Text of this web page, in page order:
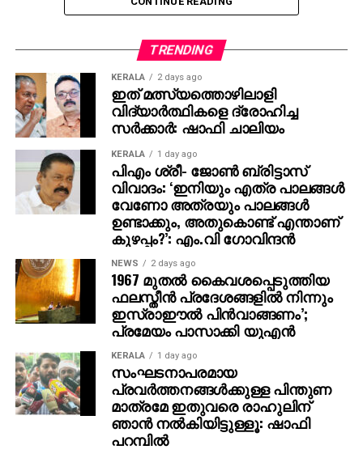
ടിപ്പണ്ണയോട് വിവാഹമോചനം ആവശ്യപ്പെട്ടു. എന്നാല്‍
കൊലപാതകത്തിനു കാരണമെന്ന് ഷഹാപൂര്‍ പൊലീസ്
സ്റ്റേഷനിലെ ഇന്‍സ്‌പെക്ടര്‍ മുകേഷ് ധാഗെ പറഞ്ഞു.
ഹസീനയുടെ നിര്‍ദ്ദേശപ്രകാരം, ഓട്ടോറിക്ഷാ
ഡ്രൈവറായ സഹോദരനും കൂട്ടാളികളും നവംബര്‍ 17
ന് ടിപ്പണ്ണയെ ഷഹാപൂരിനടുത്തുള്ള ഒരു
വനപ്രദേശത്തേക്ക് കൊണ്ടുപോയി. അവിടെവച്ച്
കൊലപ്പെടുത്തി മൃതദേഹം കത്തിക്കാന്‍ ശ്രമിച്ച ശേഷം
ഹൈവേയ്ക്ക് സമീപം ഉപേക്ഷിക്കുകയായിരുന്നു.
ചോദ്യം ചെയ്യലില്‍, സഹോദരി ഹസീനയുടെ
നിര്‍ദ്ദേശപ്രകാരമാണ് കൊലപാതകം നടത്തിയതെന്ന്
ഫയാസ് സമ്മതിച്ചു.
TRENDING
KERALA 2 days ago
ഇത് മത്സ്യത്തൊഴിലാളി
വിദ്യാര്‍ത്ഥികളെ ദ്രോഹിച്ച
സര്‍ക്കാര്‍: ഷാഫി ചാലിയം
KERALA 1 day ago
പിഎം ശ്രീ- ജോണ്‍ ബ്രിട്ടാസ്
വിവാദം: ‘ഇനിയും എത്ര പാലങ്ങള്‍
വേണോ അത്രയും പാലങ്ങള്‍
ഉണ്ടാക്കും, അതുകൊണ്ട് എന്താണ്
കുഴപ്പം?’: എം.വി ഗോവിന്ദന്‍
NEWS 2 days ago
1967 മുതല്‍ കൈവശപ്പെടുത്തിയ
ഫലസ്തീന്‍ പ്രദേശങ്ങളില്‍ നിന്നും
ഇസ്രാഈല്‍ പിന്‍വാങ്ങണം’;
പ്രമേയം പാസാക്കി യുഎന്‍
KERALA 1 day ago
സംഘടനാപരമായ
പ്രവര്‍ത്തനങ്ങള്‍ക്കുള്ള പിന്തുണ
മാത്രമേ ഇതുവരെ രാഹുലിന്
ഞാന്‍ നല്‍കിയിട്ടുള്ളൂ: ഷാഫി
പറമ്പില്‍